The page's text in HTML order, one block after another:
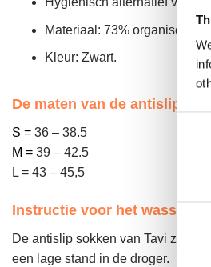
Materiaal: 73% organisch
Kleur: Zwart.
De maten van de antislip
S = 36 – 38.5
M = 39 – 42.5
L = 43 – 45,5
Instructie voor het wassen:
De antislip sokken van Tavi zijn
een lage stand in de droger.